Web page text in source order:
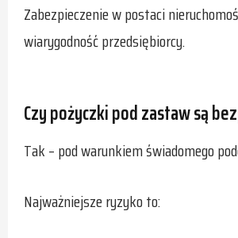
Zabezpieczenie w postaci
wiarygodność przedsiębiorcy.
Czy pożyczki pod zastaw są
Tak – pod warunkiem świadomego
Najważniejsze ryzyko to: